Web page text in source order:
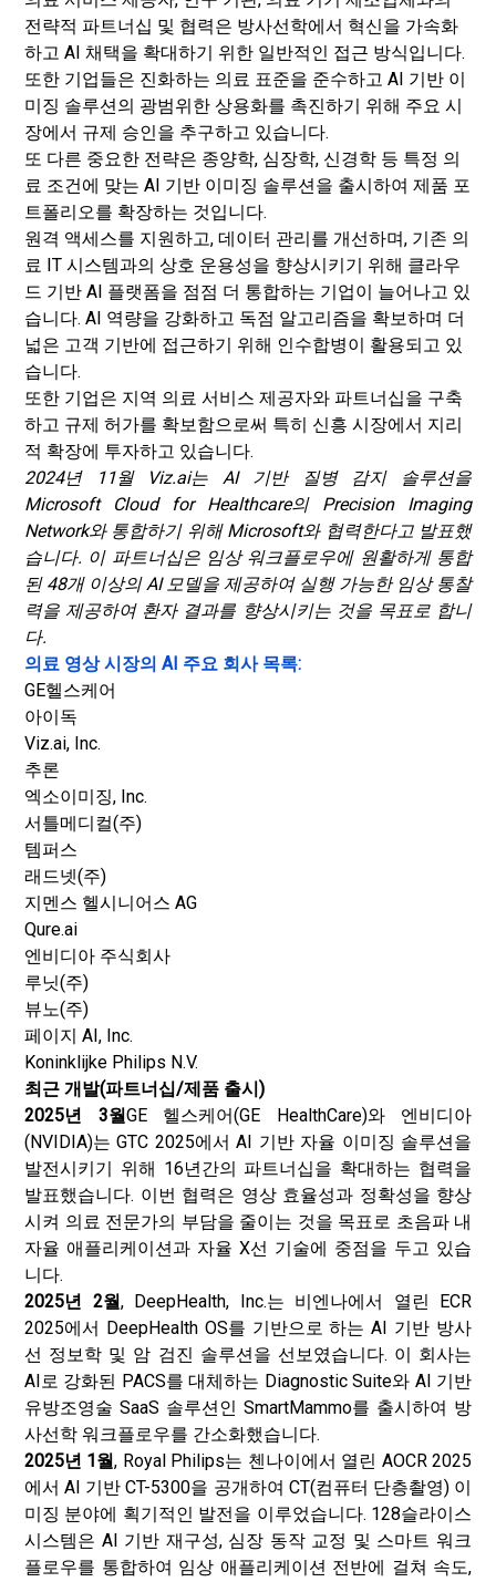
전략적 파트너십 및 협력은 방사선학에서 혁신을 가속화
하고 AI 채택을 확대하기 위한 일반적인 접근 방식입니다.
또한 기업들은 진화하는 의료 표준을 준수하고 AI 기반 이
미징 솔루션의 광범위한 상용화를 촉진하기 위해 주요 시
장에서 규제 승인을 추구하고 있습니다.
또 다른 중요한 전략은 종양학, 심장학, 신경학 등 특정 의
료 조건에 맞는 AI 기반 이미징 솔루션을 출시하여 제품 포
트폴리오를 확장하는 것입니다.
원격 액세스를 지원하고, 데이터 관리를 개선하며, 기존 의
료 IT 시스템과의 상호 운용성을 향상시키기 위해 클라우
드 기반 AI 플랫폼을 점점 더 통합하는 기업이 늘어나고 있
습니다. AI 역량을 강화하고 독점 알고리즘을 확보하며 더
넓은 고객 기반에 접근하기 위해 인수합병이 활용되고 있
습니다.
또한 기업은 지역 의료 서비스 제공자와 파트너십을 구축
하고 규제 허가를 확보함으로써 특히 신흥 시장에서 지리
적 확장에 투자하고 있습니다.
2024년 11월 Viz.ai는 AI 기반 질병 감지 솔루션을
Microsoft Cloud for Healthcare의 Precision Imaging
Network와 통합하기 위해 Microsoft와 협력한다고 발표했
습니다. 이 파트너십은 임상 워크플로우에 원활하게 통합
된 48개 이상의 AI 모델을 제공하여 실행 가능한 임상 통찰
력을 제공하여 환자 결과를 향상시키는 것을 목표로 합니
다.
의료 영상 시장의 AI 주요 회사 목록:
GE헬스케어
아이독
Viz.ai, Inc.
추론
엑소이미징, Inc.
서틀메디컬(주)
템퍼스
래드넷(주)
지멘스 헬시니어스 AG
Qure.ai
엔비디아 주식회사
루닛(주)
뷰노(주)
페이지 AI, Inc.
Koninklijke Philips N.V.
최근 개발(파트너십/제품 출시)
2025년 3월GE 헬스케어(GE HealthCare)와 엔비디아
(NVIDIA)는 GTC 2025에서 AI 기반 자율 이미징 솔루션을
발전시키기 위해 16년간의 파트너십을 확대하는 협력을
발표했습니다. 이번 협력은 영상 효율성과 정확성을 향상
시켜 의료 전문가의 부담을 줄이는 것을 목표로 초음파 내
자율 애플리케이션과 자율 X선 기술에 중점을 두고 있습
니다.
2025년 2월, DeepHealth, Inc.는 비엔나에서 열린 ECR
2025에서 DeepHealth OS를 기반으로 하는 AI 기반 방사
선 정보학 및 암 검진 솔루션을 선보였습니다. 이 회사는
AI로 강화된 PACS를 대체하는 Diagnostic Suite와 AI 기반
유방조영술 SaaS 솔루션인 SmartMammo를 출시하여 방
사선학 워크플로우를 간소화했습니다.
2025년 1월, Royal Philips는 첸나이에서 열린 AOCR 2025
에서 AI 기반 CT-5300을 공개하여 CT(컴퓨터 단층촬영) 이
미징 분야에 획기적인 발전을 이루었습니다. 128슬라이스
시스템은 AI 기반 재구성, 심장 동작 교정 및 스마트 워크
플로우를 통합하여 임상 애플리케이션 전반에 걸쳐 속도,